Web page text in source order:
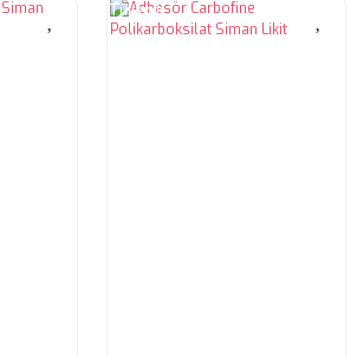
Tükendi